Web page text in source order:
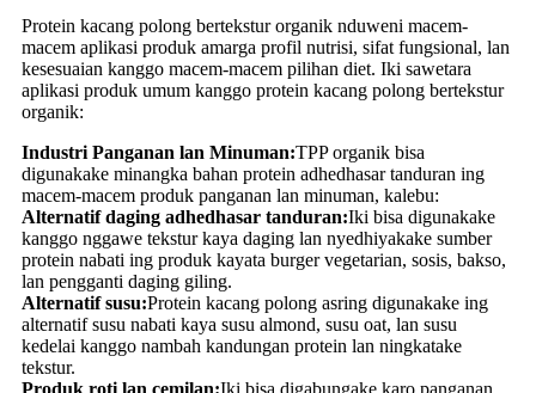
Protein kacang polong bertekstur organik nduweni macem-
macem aplikasi produk amarga profil nutrisi, sifat fungsional, lan
kesesuaian kanggo macem-macem pilihan diet. Iki sawetara
aplikasi produk umum kanggo protein kacang polong bertekstur
organik:
Industri Panganan lan Minuman:TPP organik bisa
digunakake minangka bahan protein adhedhasar tanduran ing
macem-macem produk panganan lan minuman, kalebu:
Alternatif daging adhedhasar tanduran:Iki bisa digunakake
kanggo nggawe tekstur kaya daging lan nyedhiyakake sumber
protein nabati ing produk kayata burger vegetarian, sosis, bakso,
lan pengganti daging giling.
Alternatif susu:Protein kacang polong asring digunakake ing
alternatif susu nabati kaya susu almond, susu oat, lan susu
kedelai kanggo nambah kandungan protein lan ningkatake
tekstur.
Produk roti lan cemilan:Iki bisa digabungake karo panganan